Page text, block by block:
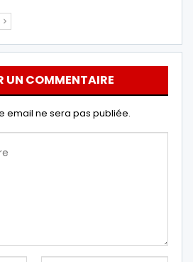
UN COMMENTAIRE
email ne sera pas publiée.